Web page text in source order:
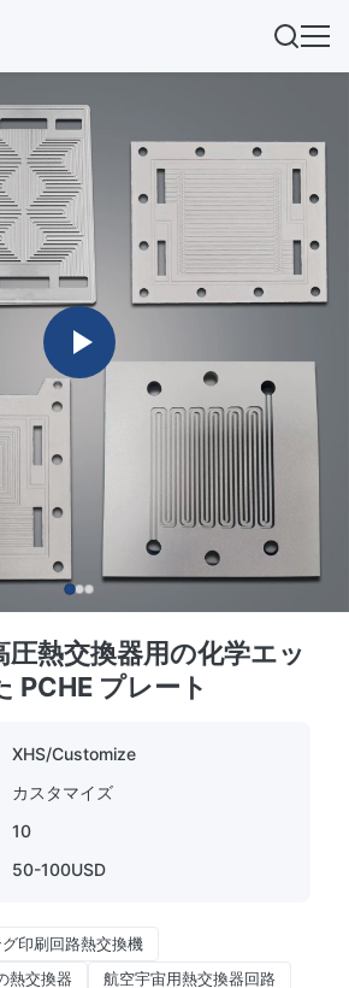
熱交換器用の化学エッ
PCHE プレート
XHS/Customize
カスタマイズ
10
50-100USD
印刷回路熱交換機
熱交換器
航空宇宙用熱交換器回路